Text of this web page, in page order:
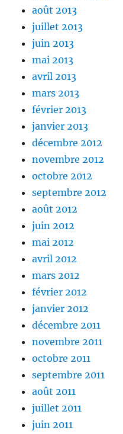
août 2013
juillet 2013
juin 2013
mai 2013
avril 2013
mars 2013
février 2013
janvier 2013
décembre 2012
novembre 2012
octobre 2012
septembre 2012
août 2012
juin 2012
mai 2012
avril 2012
mars 2012
février 2012
janvier 2012
décembre 2011
novembre 2011
octobre 2011
septembre 2011
août 2011
juillet 2011
juin 2011